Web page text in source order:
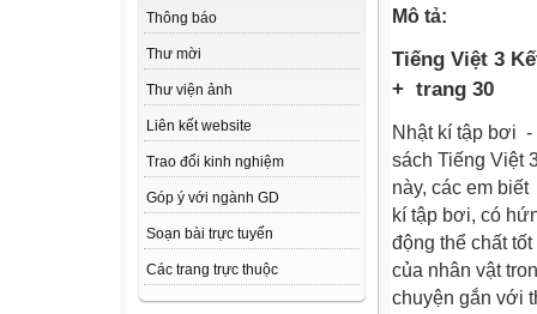
Thông báo
Thư mời
Thư viện ảnh
Liên kết website
Trao đổi kinh nghiệm
Góp ý với ngành GD
Soạn bài trực tuyến
Các trang trực thuộc
Mô tả:
Tiếng Việt 3
+ trang 30
Nhật kí tập bơi
sách Tiếng Việt
này, các em
kí tập bơi, có
động thể chất
của nhân vật
chuyện gắn với